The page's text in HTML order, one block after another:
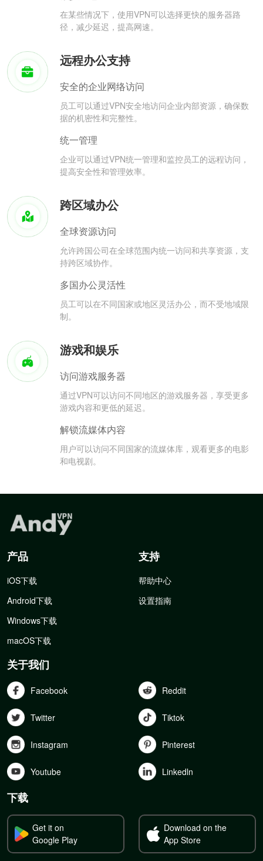
在某些情况下，使用VPN可以选择更快的服务器路
径，减少延迟，提高网速。
远程办公支持
安全的企业网络访问
员工可以通过VPN安全地访问企业内部资源，确保数
据的机密性和完整性。
统一管理
企业可以通过VPN统一管理和监控员工的远程访问，
提高安全性和管理效率。
跨区域办公
全球资源访问
允许跨国公司在全球范围内统一访问和共享资源，支
持跨区域协作。
多国办公灵活性
员工可以在不同国家或地区灵活办公，而不受地域限
制。
游戏和娱乐
访问游戏服务器
通过VPN可以访问不同地区的游戏服务器，享受更多
游戏内容和更低的延迟。
解锁流媒体内容
用户可以访问不同国家的流媒体库，观看更多的电影
和电视剧。
产品
iOS下载
Android下载
Windows下载
macOS下载
支持
帮助中心
设置指南
关于我们
Facebook Reddit
Twitter Tiktok
Instagram Pinterest
Youtube Linkedln
下载
Get it on
Google Play
Download on the
App Store